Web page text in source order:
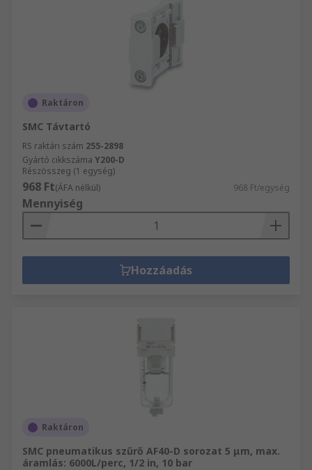
Raktáron
SMC Távtartó
RS raktári szám 255-2898
Gyártó cikkszáma Y200-D
Részösszeg (1 egység)
968 Ft(ÁFA nélkül) 968 Ft/egység
Mennyiség
Hozzáadás
Raktáron
SMC pneumatikus szűrő AF40-D sorozat 5 μm, max.
áramlás: 6000L/perc, 1/2 in, 10 bar